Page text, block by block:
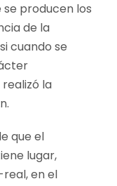
producen los
de la
cuando se
la
que el
lugar,
en el